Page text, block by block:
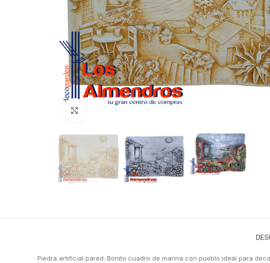
Piedra artificial pared. Bonito cuadro de marina con pueblo ideal para